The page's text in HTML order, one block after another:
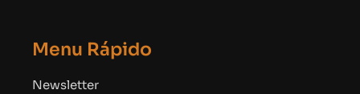
Menu Rápido
Newsletter